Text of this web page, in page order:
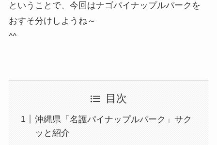
ということで、今回はナゴパイナップルパークを
おすそ分けしようね～
^^
目次
沖縄県「名護パイナップルパーク」サク
ッと紹介